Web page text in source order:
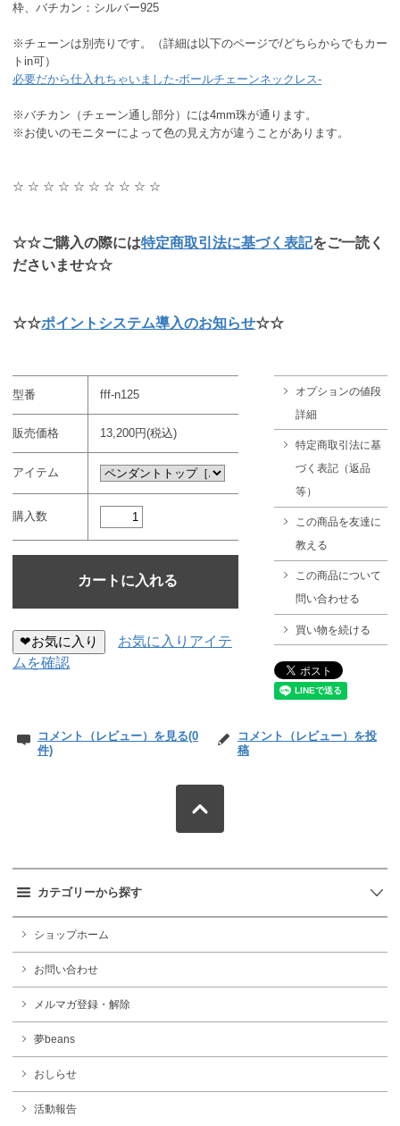
枠、バチカン：シルバー925
※チェーンは別売りです。（詳細は以下のページで/どちらからでもカー
トin可）
必要だから仕入れちゃいました-ボールチェーンネックレス-
※バチカン（チェーン通し部分）には4mm珠が通ります。
※お使いのモニターによって色の見え方が違うことがあります。
☆ ☆ ☆ ☆ ☆ ☆ ☆ ☆ ☆ ☆
☆☆ご購入の際には特定商取引法に基づく表記をご一読く
ださいませ☆☆
☆☆ポイントシステム導入のお知らせ☆☆
型番 fff-n125
販売価格 13,200円(税込)
アイテム
購入数
❤お気に入り
お気に入りアイテ
ムを確認
オプションの値段
詳細
特定商取引法に基
づく表記（返品
等）
この商品を友達に
教える
この商品について
問い合わせる
買い物を続ける
コメント（レビュー）を見る(0
件)
コメント（レビュー）を投
稿
カテゴリーから探す
ショップホーム
お問い合わせ
メルマガ登録・解除
夢beans
おしらせ
活動報告